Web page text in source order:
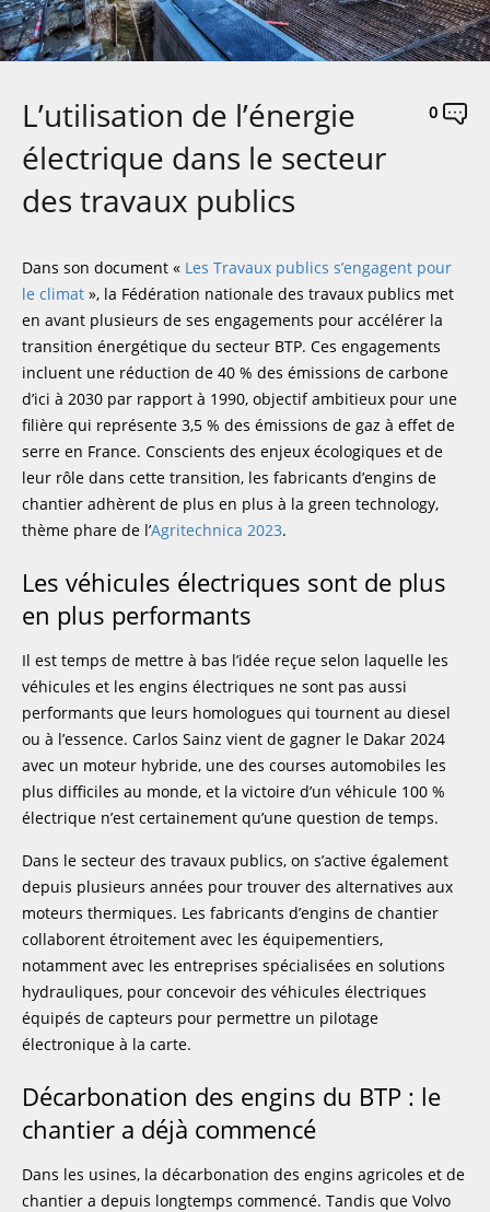
L’utilisation de l’énergie
électrique dans le secteur
des travaux publics
0
Dans son document « Les Travaux publics s’engagent pour
le climat », la Fédération nationale des travaux publics met
en avant plusieurs de ses engagements pour accélérer la
transition énergétique du secteur BTP. Ces engagements
incluent une réduction de 40 % des émissions de carbone
d’ici à 2030 par rapport à 1990, objectif ambitieux pour une
filière qui représente 3,5 % des émissions de gaz à effet de
serre en France. Conscients des enjeux écologiques et de
leur rôle dans cette transition, les fabricants d’engins de
chantier adhèrent de plus en plus à la green technology,
thème phare de l’Agritechnica 2023.
Les véhicules électriques sont de plus
en plus performants
Il est temps de mettre à bas l’idée reçue selon laquelle les
véhicules et les engins électriques ne sont pas aussi
performants que leurs homologues qui tournent au diesel
ou à l’essence. Carlos Sainz vient de gagner le Dakar 2024
avec un moteur hybride, une des courses automobiles les
plus difficiles au monde, et la victoire d’un véhicule 100 %
électrique n’est certainement qu’une question de temps.
Dans le secteur des travaux publics, on s’active également
depuis plusieurs années pour trouver des alternatives aux
moteurs thermiques. Les fabricants d’engins de chantier
collaborent étroitement avec les équipementiers,
notamment avec les entreprises spécialisées en solutions
hydrauliques, pour concevoir des véhicules électriques
équipés de capteurs pour permettre un pilotage
électronique à la carte.
Décarbonation des engins du BTP : le
chantier a déjà commencé
Dans les usines, la décarbonation des engins agricoles et de
chantier a depuis longtemps commencé. Tandis que Volvo